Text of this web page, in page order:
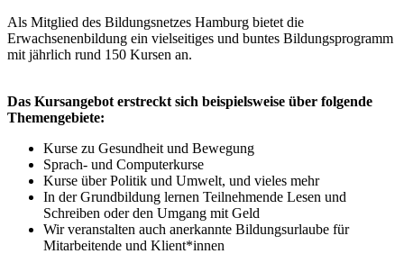
Als Mitglied des Bildungsnetzes Hamburg bietet die
Erwachsenenbildung ein vielseitiges und buntes Bildungsprogramm
mit jährlich rund 150 Kursen an.
Das Kursangebot erstreckt sich beispielsweise über folgende
Themengebiete:
Kurse zu Gesundheit und Bewegung
Sprach- und Computerkurse
Kurse über Politik und Umwelt, und vieles mehr
In der Grundbildung lernen Teilnehmende Lesen und
Schreiben oder den Umgang mit Geld
Wir veranstalten auch anerkannte Bildungsurlaube für
Mitarbeitende und Klient*innen